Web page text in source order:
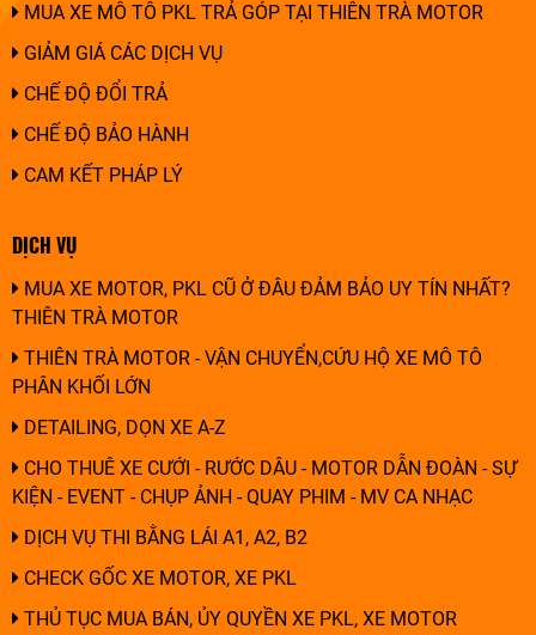
MUA XE MÔ TÔ PKL TRẢ GÓP TẠI THIÊN TRÀ MOTOR
GIẢM GIÁ CÁC DỊCH VỤ
CHẾ ĐỘ ĐỔI TRẢ
CHẾ ĐỘ BẢO HÀNH
CAM KẾT PHÁP LÝ
DỊCH VỤ
MUA XE MOTOR, PKL CŨ Ở ĐÂU ĐẢM BẢO UY TÍN NHẤT?
THIÊN TRÀ MOTOR
THIÊN TRÀ MOTOR - VẬN CHUYỂN,CỨU HỘ XE MÔ TÔ
PHÂN KHỐI LỚN
DETAILING, DỌN XE A-Z
CHO THUÊ XE CƯỚI - RƯỚC DÂU - MOTOR DẪN ĐOÀN - SỰ
KIỆN - EVENT - CHỤP ẢNH - QUAY PHIM - MV CA NHẠC
DỊCH VỤ THI BẰNG LÁI A1, A2, B2
CHECK GỐC XE MOTOR, XE PKL
THỦ TỤC MUA BÁN, ỦY QUYỀN XE PKL, XE MOTOR